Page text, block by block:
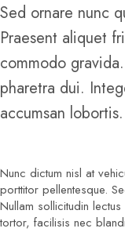
Sed ornare nunc
Praesent aliquet
commodo
pharetra dui.
accumsan lobortis.
Nunc dictum nisl at
porttitor pellentesque.
Nullam sollicitudin
tortor, facilisis nec